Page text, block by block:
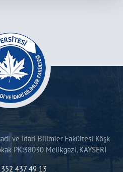
ve İdari Bilimler Fakültesi Köşk
PK:38030 Melikgazi, KAYSERİ
437 49 13